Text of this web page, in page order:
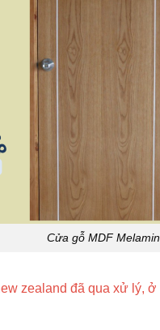
Cửa gỗ MDF
zealand đã qua xử lý,